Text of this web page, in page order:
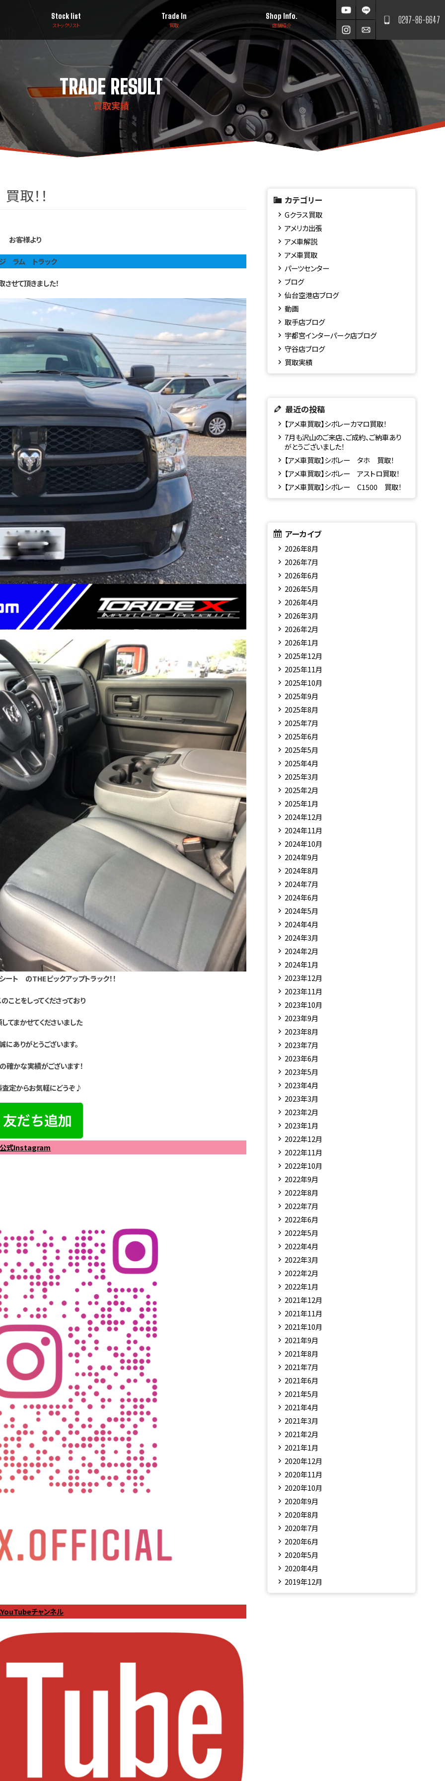
0297-86-6647
Stock list
ストックリスト
Trade In
買取
Shop Info.
店舗紹介
TRADE RESULT
買取実績
取！！
お客様より
ラム トラック
させて頂きました！
ト のTHEピックアップトラック！！
ことをしってくださっており
てまかせてくださいました
にありがとうございます。
確かな実績がございます！
定からお気軽にどうぞ♪
公式Instagram
チャンネル
カテゴリー
Gクラス買取
アメリカ出張
アメ車解説
アメ車買取
パーツセンター
ブログ
仙台空港店ブログ
動画
取手店ブログ
宇都宮インターパーク店ブログ
守谷店ブログ
買取実績
最近の投稿
【アメ車買取】シボレーカマロ買取！
7月も沢山のご来店、ご成約、ご納車あり
がとうございました！
【アメ車買取】シボレー タホ 買取！
【アメ車買取】シボレー アストロ買取！
【アメ車買取】シボレー C1500 買取！
アーカイブ
2026年8月
2026年7月
2026年6月
2026年5月
2026年4月
2026年3月
2026年2月
2026年1月
2025年12月
2025年11月
2025年10月
2025年9月
2025年8月
2025年7月
2025年6月
2025年5月
2025年4月
2025年3月
2025年2月
2025年1月
2024年12月
2024年11月
2024年10月
2024年9月
2024年8月
2024年7月
2024年6月
2024年5月
2024年4月
2024年3月
2024年2月
2024年1月
2023年12月
2023年11月
2023年10月
2023年9月
2023年8月
2023年7月
2023年6月
2023年5月
2023年4月
2023年3月
2023年2月
2023年1月
2022年12月
2022年11月
2022年10月
2022年9月
2022年8月
2022年7月
2022年6月
2022年5月
2022年4月
2022年3月
2022年2月
2022年1月
2021年12月
2021年11月
2021年10月
2021年9月
2021年8月
2021年7月
2021年6月
2021年5月
2021年4月
2021年3月
2021年2月
2021年1月
2020年12月
2020年11月
2020年10月
2020年9月
2020年8月
2020年7月
2020年6月
2020年5月
2020年4月
2019年12月